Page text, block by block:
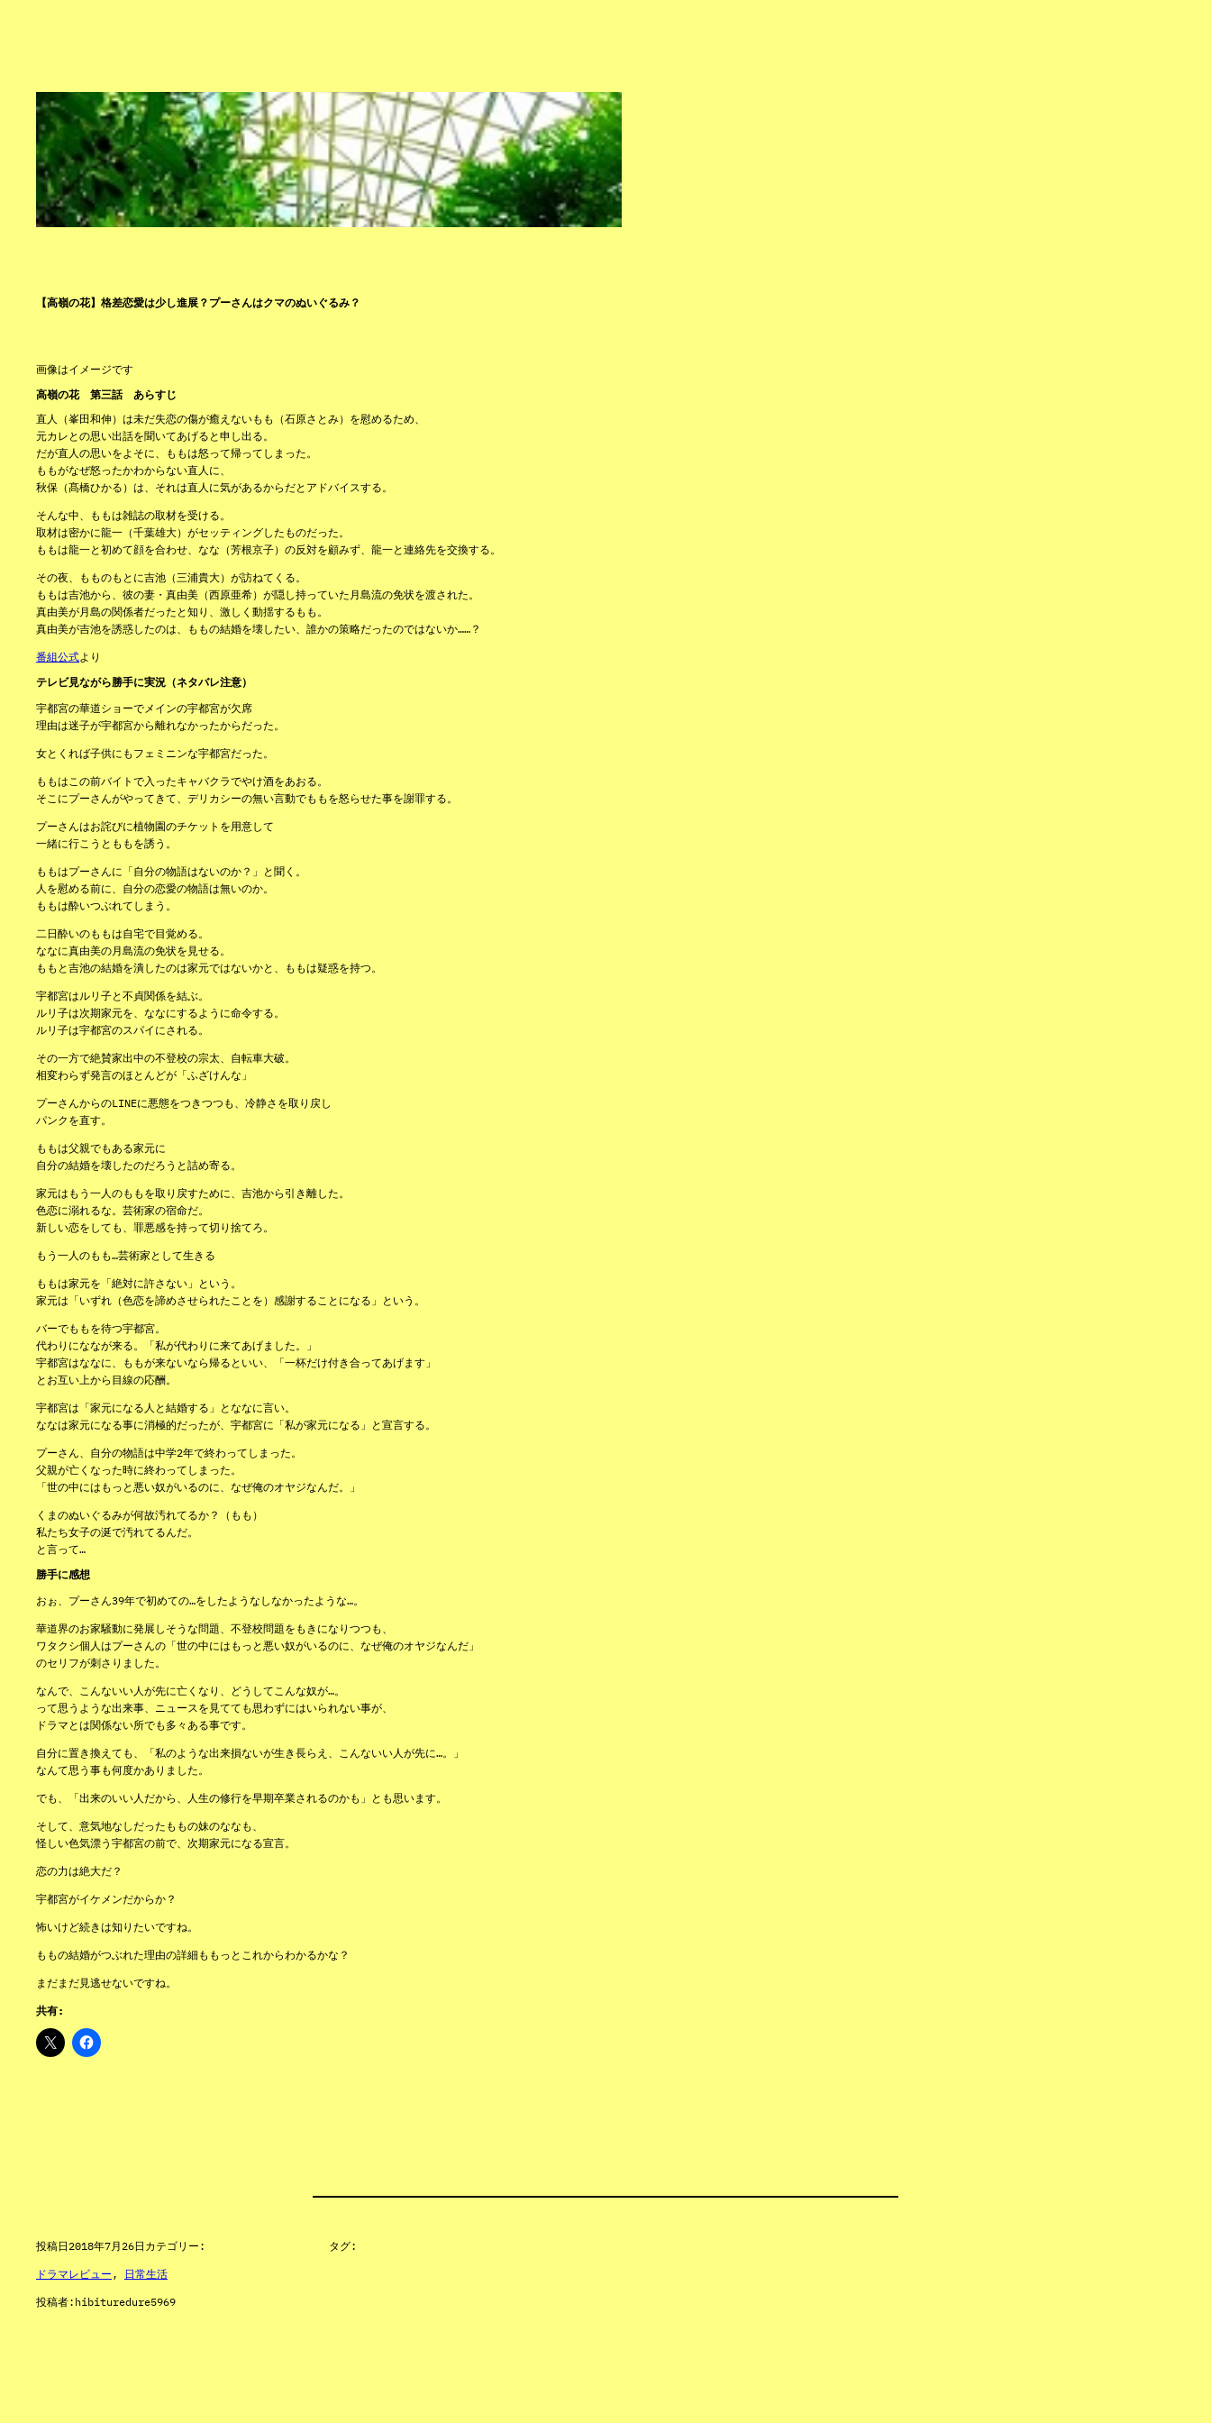
【高嶺の花】格差恋愛は少し進展？プーさんはクマのぬいぐるみ？
画像はイメージです
高嶺の花 第三話 あらすじ
直人（峯田和伸）は未だ失恋の傷が癒えないもも（石原さとみ）を慰めるため、
元カレとの思い出話を聞いてあげると申し出る。
だが直人の思いをよそに、ももは怒って帰ってしまった。
ももがなぜ怒ったかわからない直人に、
秋保（髙橋ひかる）は、それは直人に気があるからだとアドバイスする。
そんな中、ももは雑誌の取材を受ける。
取材は密かに龍一（千葉雄大）がセッティングしたものだった。
ももは龍一と初めて顔を合わせ、なな（芳根京子）の反対を顧みず、龍一と連絡先を交換する。
その夜、もものもとに吉池（三浦貴大）が訪ねてくる。
ももは吉池から、彼の妻・真由美（西原亜希）が隠し持っていた月島流の免状を渡された。
真由美が月島の関係者だったと知り、激しく動揺するもも。
真由美が吉池を誘惑したのは、ももの結婚を壊したい、誰かの策略だったのではないか……？
番組公式より
テレビ見ながら勝手に実況（ネタバレ注意）
宇都宮の華道ショーでメインの宇都宮が欠席
理由は迷子が宇都宮から離れなかったからだった。
女とくれば子供にもフェミニンな宇都宮だった。
ももはこの前バイトで入ったキャバクラでやけ酒をあおる。
そこにプーさんがやってきて、デリカシーの無い言動でももを怒らせた事を謝罪する。
プーさんはお詫びに植物園のチケットを用意して
一緒に行こうとももを誘う。
ももはプーさんに「自分の物語はないのか？」と聞く。
人を慰める前に、自分の恋愛の物語は無いのか。
ももは酔いつぶれてしまう。
二日酔いのももは自宅で目覚める。
ななに真由美の月島流の免状を見せる。
ももと吉池の結婚を潰したのは家元ではないかと、ももは疑惑を持つ。
宇都宮はルリ子と不貞関係を結ぶ。
ルリ子は次期家元を、ななにするように命令する。
ルリ子は宇都宮のスパイにされる。
その一方で絶賛家出中の不登校の宗太、自転車大破。
相変わらず発言のほとんどが「ふざけんな」
プーさんからのLINEに悪態をつきつつも、冷静さを取り戻し
パンクを直す。
ももは父親でもある家元に
自分の結婚を壊したのだろうと詰め寄る。
家元はもう一人のももを取り戻すために、吉池から引き離した。
色恋に溺れるな。芸術家の宿命だ。
新しい恋をしても、罪悪感を持って切り捨てろ。
もう一人のもも…芸術家として生きる
ももは家元を「絶対に許さない」という。
家元は「いずれ（色恋を諦めさせられたことを）感謝することになる」という。
バーでももを待つ宇都宮。
代わりにななが来る。「私が代わりに来てあげました。」
宇都宮はななに、ももが来ないなら帰るといい、「一杯だけ付き合ってあげます」
とお互い上から目線の応酬。
宇都宮は「家元になる人と結婚する」とななに言い。
ななは家元になる事に消極的だったが、宇都宮に「私が家元になる」と宣言する。
プーさん、自分の物語は中学2年で終わってしまった。
父親が亡くなった時に終わってしまった。
「世の中にはもっと悪い奴がいるのに、なぜ俺のオヤジなんだ。」
くまのぬいぐるみが何故汚れてるか？（もも）
私たち女子の涎で汚れてるんだ。
と言って…
勝手に感想
おぉ、プーさん39年で初めての…をしたようなしなかったような…。
華道界のお家騒動に発展しそうな問題、不登校問題をもきになりつつも、
ワタクシ個人はプーさんの「世の中にはもっと悪い奴がいるのに、なぜ俺のオヤジなんだ」
のセリフが刺さりました。
なんで、こんないい人が先に亡くなり、どうしてこんな奴が…。
って思うような出来事、ニュースを見てても思わずにはいられない事が、
ドラマとは関係ない所でも多々ある事です。
自分に置き換えても、「私のような出来損ないが生き長らえ、こんないい人が先に…。」
なんて思う事も何度かありました。
でも、「出来のいい人だから、人生の修行を早期卒業されるのかも」とも思います。
そして、意気地なしだったももの妹のななも、
怪しい色気漂う宇都宮の前で、次期家元になる宣言。
恋の力は絶大だ？
宇都宮がイケメンだからか？
怖いけど続きは知りたいですね。
ももの結婚がつぶれた理由の詳細ももっとこれからわかるかな？
まだまだ見逃せないですね。
共有:
投稿日2018年7月26日 カテゴリー:
ドラマレビュー , 日常生活
投稿者: hibituredure5969
タグ: